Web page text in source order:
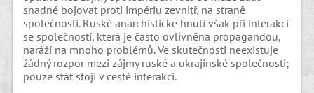
snadné bojovat proti impériu zevnitř, na straně
společnosti. Ruské anarchistické hnutí však při interakci
se společností, která je často ovlivněna propagandou,
naráží na mnoho problémů. Ve skutečnosti neexistuje
žádný rozpor mezi zájmy ruské a ukrajinské společnosti;
pouze stát stojí v cestě interakci.